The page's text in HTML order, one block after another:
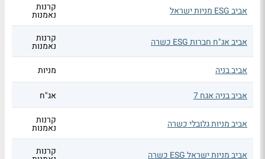
אביב ESG מניות ישראל קרנות
נאמנות
אביב אג"ח חברות ESG כשרה קרנות
נאמנות
אביב בניה
מניות
אביב בניה אגח 7 אג"ח
אביב מניות גלובלי כשרה קרנות
נאמנות
אביב מניות ישראל ESG כשרה קרנות